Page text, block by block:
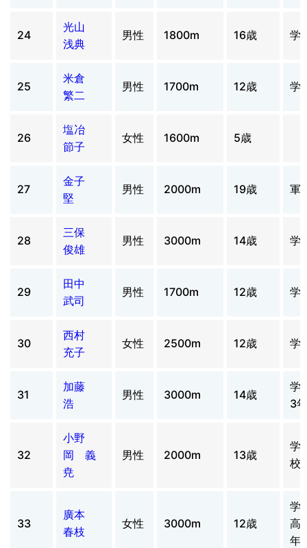
24
光山
浅典
男性 1800m 16歳 学
25
米倉
繁二
男性 1700m 12歳 学
26
塩冶
節子
女性 1600m 5歳
27
金子
堅
男性 2000m 19歳 軍
28
三保
俊雄
男性 3000m 14歳 学
29
田中
武司
男性 1700m 12歳 学
30
西村
充子
女性 2500m 12歳 学
31
加藤
浩
男性 3000m 14歳
学
3
32
小野
岡 義
尭
男性 2000m 13歳
学
校
33
廣本
春枝
女性 3000m 12歳
学
高
年